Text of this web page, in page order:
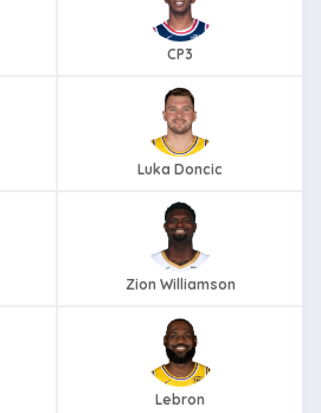
CP3
Luka Doncic
Zion Williamson
Lebron